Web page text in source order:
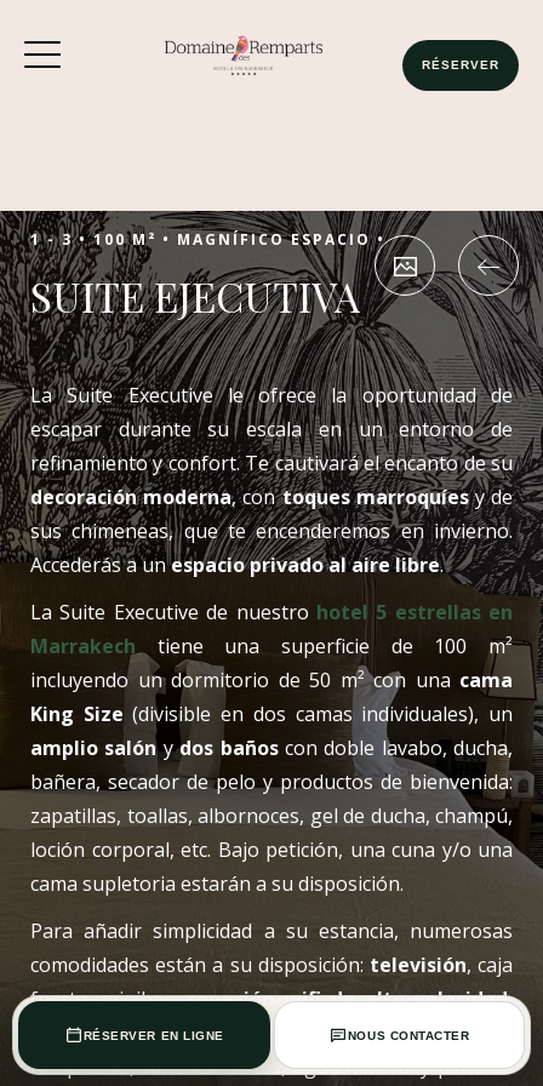
RÉSERVER
1 Chambre
2 Adultes
1 - 3 •100 M² • MAGNÍFICO ESPACIO •
SUITE EJECUTIVA
La Suite Executive le ofrece la oportunidad de
escapar durante su escala en un entorno de
refinamiento y confort. Te cautivará el encanto de su
decoración moderna, contoques marroquíesy de
sus chimeneas, que te encenderemos en invierno.
Accederás a unespacio privado al aire libre.
La Suite Executive de nuestro hotel 5 estrellas en
Marrakechtiene una superficie de 100 m²
incluyendo un dormitorio de 50 m² con una cama
King Size (divisible en dos camas individuales), un
amplio salónydos bañoscon doble lavabo, ducha,
bañera, secador de pelo y productos de bienvenida:
zapatillas, toallas, albornoces, gel de ducha, champú,
loción corporal, etc. Bajo petición, una cuna y/o una
cama supletoria estarán a su disposición.
Para añadir simplicidad a su estancia, numerosas
comodidades están a su disposición: televisión, caja
fuerte, minibar,conexión wifi de alta velocidad,
aire acondicionadoy bandeja de cortesía (cafetera
Nespresso, variedad de tés, agua mineral y plato de
RÉSERVER EN LIGNE NOUS CONTACTER